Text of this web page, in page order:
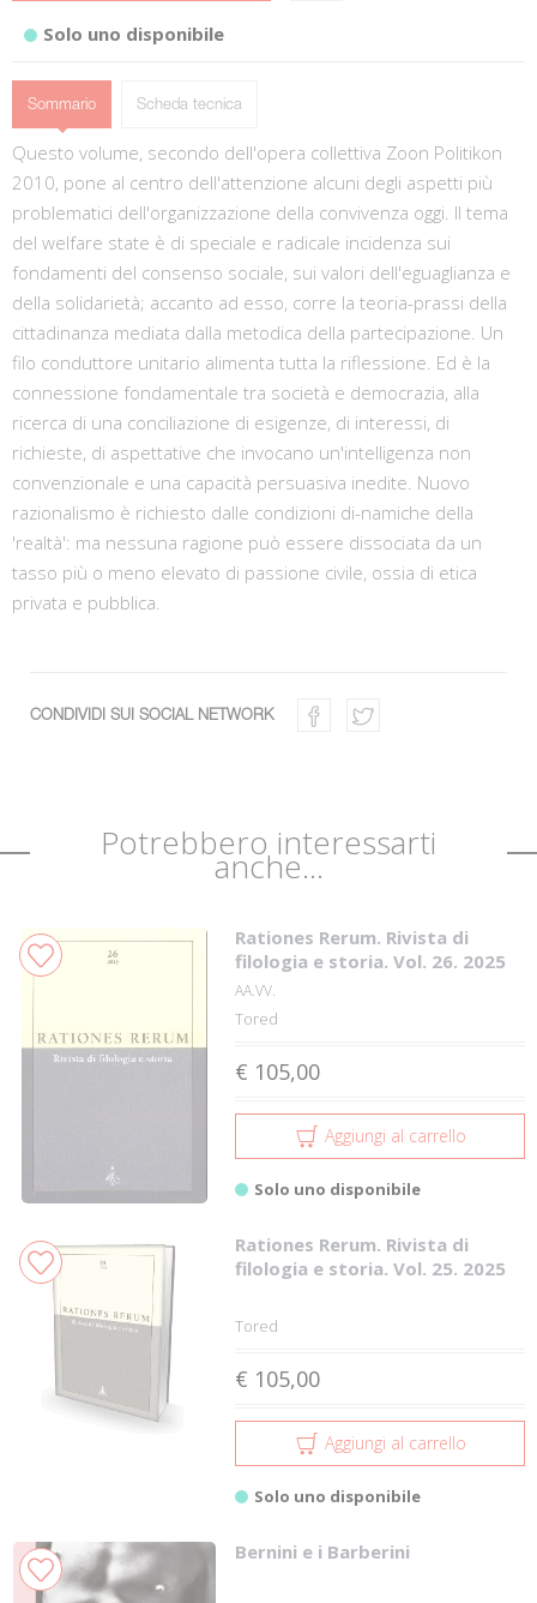
Solo uno disponibile
Sommario Scheda tecnica
Questo volume, secondo dell'opera collettiva Zoon Politikon
2010, pone al centro dell'attenzione alcuni degli aspetti più
problematici dell'organizzazione della convivenza oggi. Il tema
del welfare state è di speciale e radicale incidenza sui
fondamenti del consenso sociale, sui valori dell'eguaglianza e
della solidarietà; accanto ad esso, corre la teoria-prassi della
cittadinanza mediata dalla metodica della partecipazione. Un
filo conduttore unitario alimenta tutta la riflessione. Ed è la
connessione fondamentale tra società e democrazia, alla
ricerca di una conciliazione di esigenze, di interessi, di
richieste, di aspettative che invocano un'intelligenza non
convenzionale e una capacità persuasiva inedite. Nuovo
razionalismo è richiesto dalle condizioni di-namiche della
'realtà': ma nessuna ragione può essere dissociata da un
tasso più o meno elevato di passione civile, ossia di etica
privata e pubblica.
CONDIVIDI SUI SOCIAL NETWORK
Potrebbero interessarti
anche...
Rationes Rerum. Rivista di
filologia e storia. Vol. 26. 2025
AA.VV.
Tored
€ 105,00
Aggiungi al carrello
Solo uno disponibile
Rationes Rerum. Rivista di
filologia e storia. Vol. 25. 2025
Tored
€ 105,00
Aggiungi al carrello
Solo uno disponibile
Bernini e i Barberini